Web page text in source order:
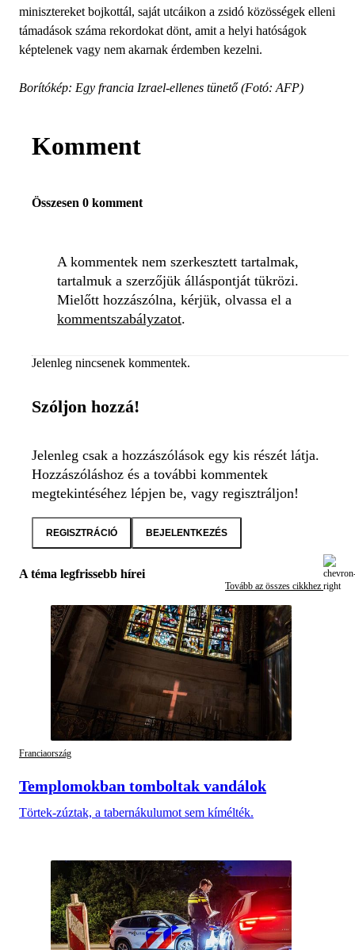
minisztereket bojkottál, saját utcáikon a zsidó közösségek elleni
támadások száma rekordokat dönt, amit a helyi hatóságok
képtelenek vagy nem akarnak érdemben kezelni.
Borítókép: Egy francia Izrael-ellenes tünető (Fotó: AFP)
Komment
Összesen 0 komment
A kommentek nem szerkesztett tartalmak,
tartalmuk a szerzőjük álláspontját tükrözi.
Mielőtt hozzászólna, kérjük, olvassa el a
kommentszabályzatot.
Jelenleg nincsenek kommentek.
Szóljon hozzá!
Jelenleg csak a hozzászólások egy kis részét látja.
Hozzászóláshoz és a további kommentek
megtekintéséhez lépjen be, vagy regisztráljon!
REGISZTRÁCIÓ BEJELENTKEZÉS
A téma legfrissebb hírei
Tovább az összes cikkhez
Franciaország
Templomokban tomboltak vandálok
Törtek-zúztak, a tabernákulumot sem kímélték.